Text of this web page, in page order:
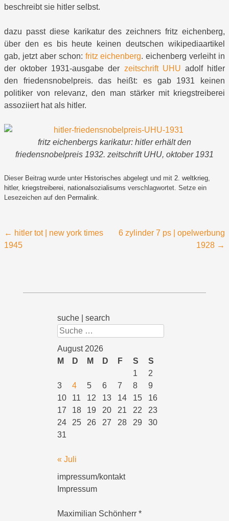
beschreibt sie hitler selbst.
dazu passt diese karikatur des zeichners fritz eichenberg,
über den es bis heute keinen deutschen wikipediaartikel
gab, jetzt aber schon: fritz eichenberg. eichenberg verleiht in
der oktober 1931-ausgabe der zeitschrift UHU adolf hitler
den friedensnobelpreis. das heißt: es gab 1931 keinen
politiker von relevanz, den man stärker mit kriegstreiberei
assoziiert hat als hitler.
fritz eichenbergs karikatur: hitler erhält den
friedensnobelpreis 1932. zeitschrift UHU, oktober 1931
Dieser Beitrag wurde unter Historisches abgelegt und mit 2. weltkrieg,
hitler, kriegstreiberei, nationalsozialisums verschlagwortet. Setze ein
Lesezeichen auf den Permalink.
Beitragsnavigation
← hitler tot | new york times
1945
6 zylinder 7 ps | opelwerbung
1928 →
suche | search
Suchen
August 2026
M
D M D F S
S
1
2
3
4 5 6 7 8
9
10
11 12 13 14 15
16
17
18 19 20 21 22
23
24
25 26 27 28 29
30
31
« Juli
impressum/kontakt
Impressum
Maximilian Schönherr *